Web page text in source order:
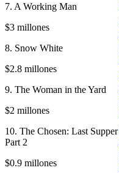
7. A Working Man
$3 millones
8. Snow White
$2.8 millones
9. The Woman in the Yard
$2 millones
10. The Chosen: Last Supper
Part 2
$0.9 millones